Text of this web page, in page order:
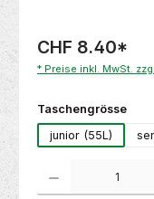
CHF 8.40*
* Preise inkl. MwSt.
Taschengrösse
junior (55L)